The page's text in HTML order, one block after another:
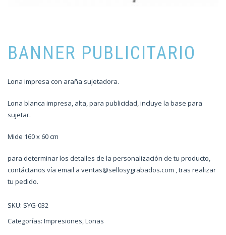
BANNER PUBLICITARIO
Lona impresa con araña sujetadora.
Lona blanca impresa, alta, para publicidad, incluye la base para
sujetar.
Mide 160 x 60 cm
para determinar los detalles de la personalización de tu producto,
contáctanos vía email a ventas@sellosygrabados.com , tras realizar
tu pedido.
SKU: SYG-032
Categorías: Impresiones,Lonas